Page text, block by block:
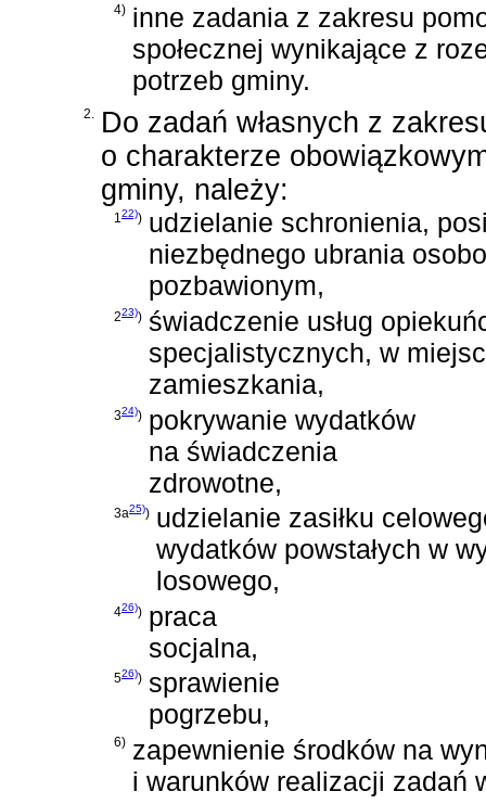
4) inne zadania z zakresu
społecznej wynikające z
potrzeb gminy.
2. Do zadań własnych z
o charakterze
gminy, należy:
122)) udzielanie schronienia,
niezbędnego ubrania
pozbawionym,
223)) świadczenie usług
specjalistycznych, w
zamieszkania,
324)) pokrywanie wydatków
na świadczenia
zdrowotne,
3a25)) udzielanie zasiłku
wydatków powstałych w
losowego,
426)) praca
socjalna,
526)) sprawienie
pogrzebu,
6) zapewnienie środków na
i warunków realizacji zadań